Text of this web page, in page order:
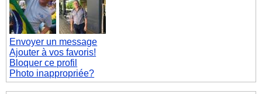
Envoyer un message
Ajouter à vos favoris!
Bloquer ce profil
Photo inappropriée?